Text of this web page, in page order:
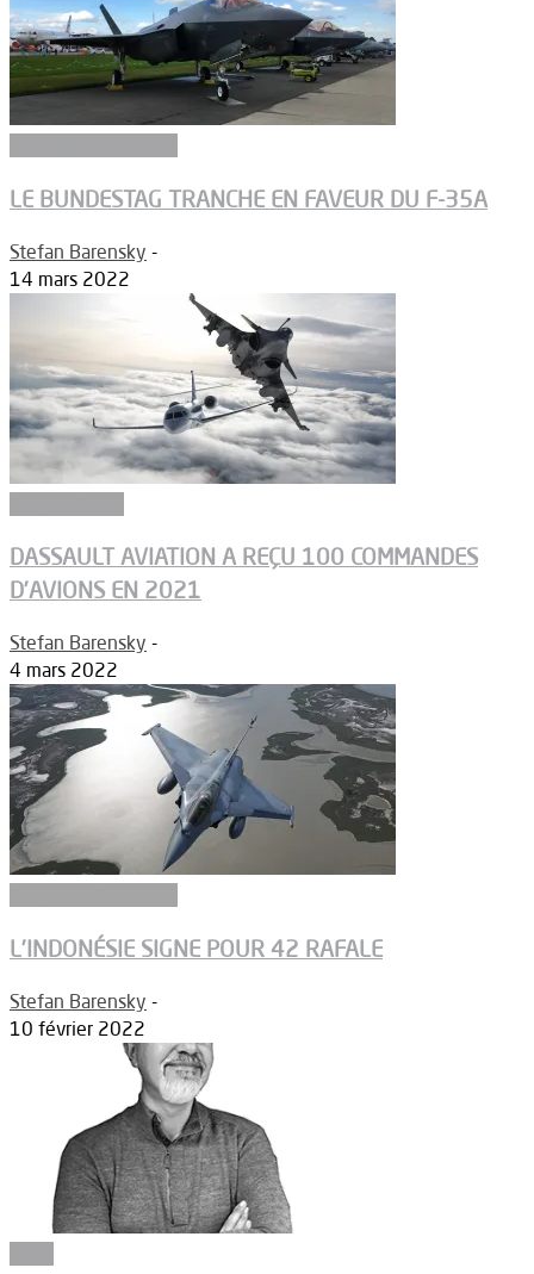
LE BUNDESTAG TRANCHE EN FAVEUR DU F-35A
Stefan Barensky -
14 mars 2022
DASSAULT AVIATION A REÇU 100 COMMANDES
D’AVIONS EN 2021
Stefan Barensky -
4 mars 2022
L’INDONÉSIE SIGNE POUR 42 RAFALE
Stefan Barensky -
10 février 2022